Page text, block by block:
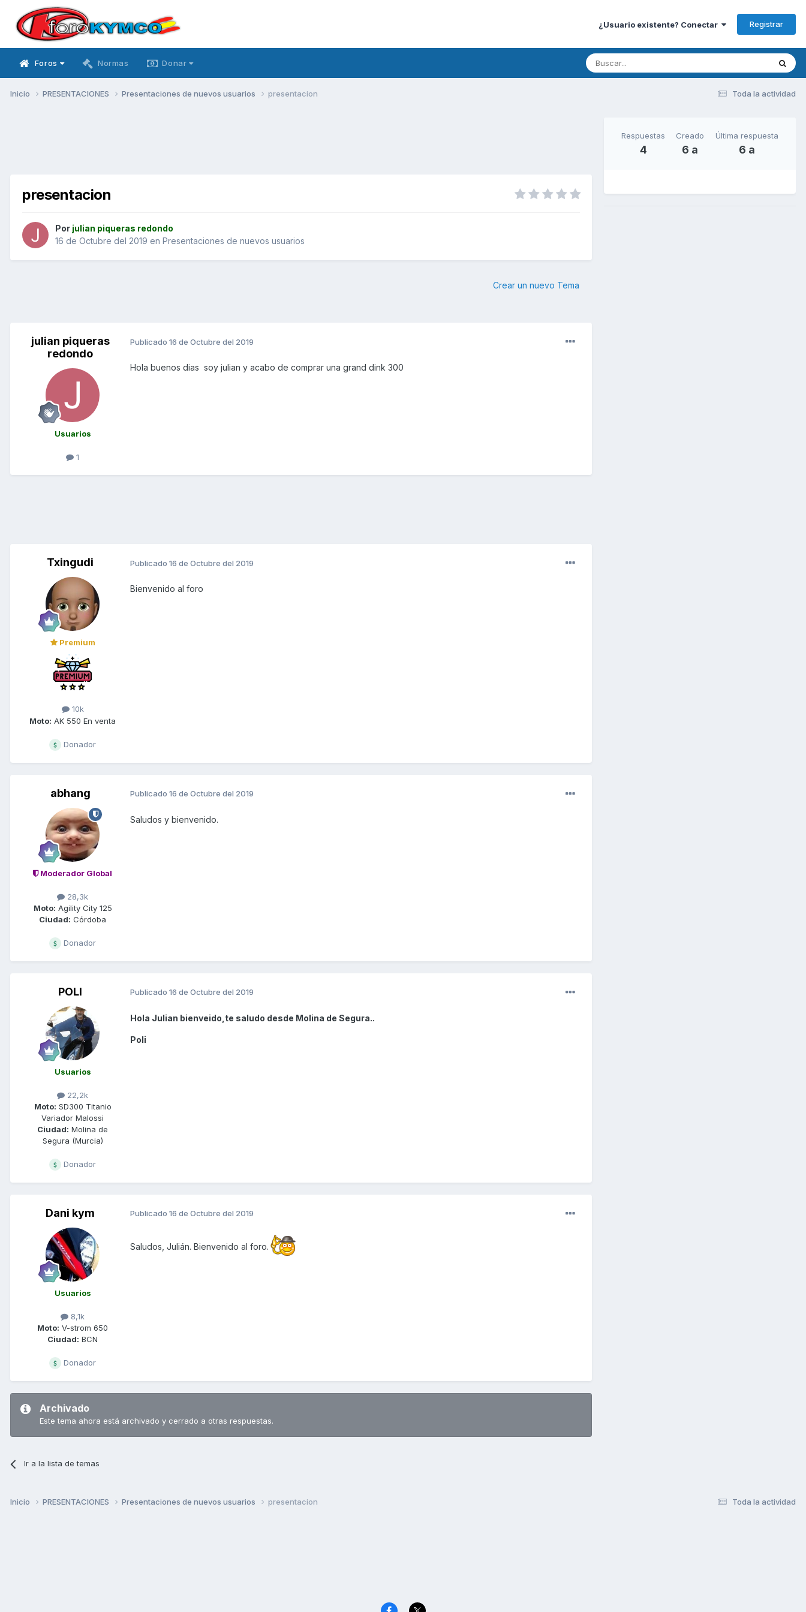
¿Usuario existente? Conectar Registrar
Foros Normas Donar
Toda la actividad
Inicio PRESENTACIONES Presentaciones de nuevos usuarios presentacion
presentacion
Por julian piqueras redondo
16 de Octubre del 2019 en Presentaciones de nuevos usuarios
Crear un nuevo Tema
julian piqueras
redondo
Usuarios
1
Publicado 16 de Octubre del 2019
Hola buenos dias soy julian y acabo de comprar una grand dink 300
Txingudi
Premium
10k
Moto: AK 550 En venta
Donador
Publicado 16 de Octubre del 2019
Bienvenido al foro
abhang
Moderador Global
28,3k
Moto: Agility City 125
Ciudad: Córdoba
Donador
Publicado 16 de Octubre del 2019
Saludos y bienvenido.
POLI
Usuarios
22,2k
Moto: SD300 Titanio
Variador Malossi
Ciudad: Molina de
Segura (Murcia)
Donador
Publicado 16 de Octubre del 2019
Hola Julian bienveido,te saludo desde Molina de Segura..
Poli
Dani kym
Usuarios
8,1k
Moto: V-strom 650
Ciudad: BCN
Donador
Publicado 16 de Octubre del 2019
Saludos, Julián. Bienvenido al foro.
Archivado
Este tema ahora está archivado y cerrado a otras respuestas.
Ir a la lista de temas
Respuestas
4
Creado
6 a
Última respuesta
6 a
Toda la actividad
Inicio PRESENTACIONES Presentaciones de nuevos usuarios presentacion